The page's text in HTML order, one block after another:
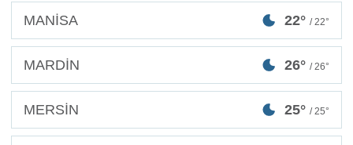
MANİSA 22° / 22°
MARDİN 26° / 26°
MERSİN 25° / 25°